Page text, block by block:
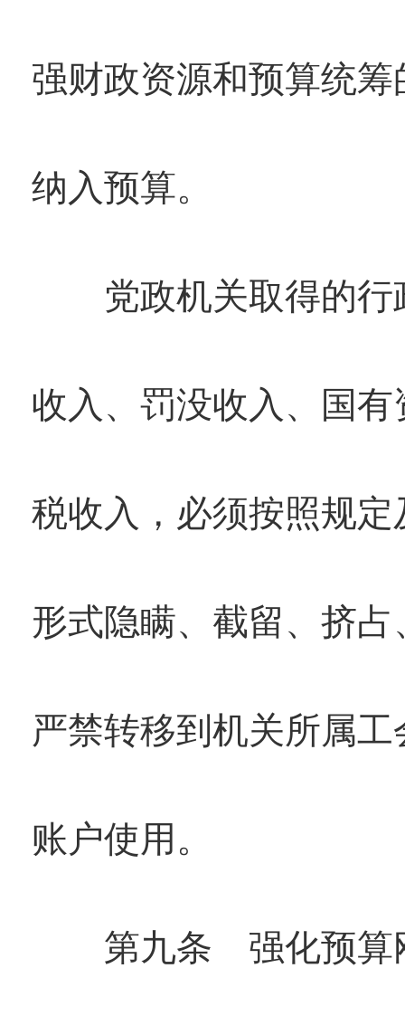
强财政资源和预算统
纳入预算。
党政机关取得的行
收入、罚没收入、国
税收入，必须按照规
形式隐瞒、截留、挤
严禁转移到机关所属
账户使用。
第九条 强化预算刚